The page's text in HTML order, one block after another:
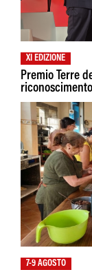
XI EDIZIONE
Premio Terre
7-9 AGOSTO